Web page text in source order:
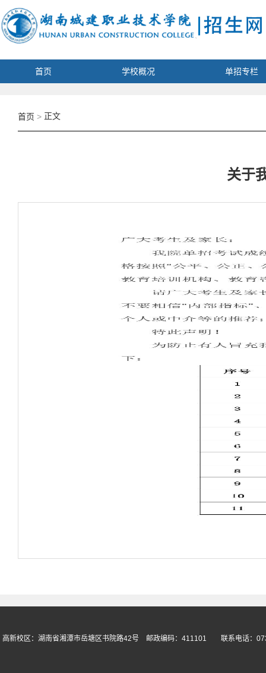
首页 学校概况 单招专栏
首页 > 正文
关于
高新校区：湖南省湘潭市岳塘区书院路42号 邮政编码：411101 联系电话：